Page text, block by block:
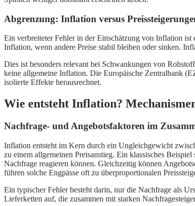
Abgrenzung: Inflation versus
Ein verbreiteter Fehler in der Einschätzung von Inflation
Inflation, wenn andere Preise stabil bleiben oder sinken.
Dies ist besonders relevant bei Schwankungen von
keine allgemeine Inflation. Die Europäische Zentralbank
isolierte Effekte herausrechnet.
Wie entsteht Inflation?
Nachfrage- und Angebotsfaktoren im
Inflation entsteht im Kern durch ein Ungleichgewicht
zu einem allgemeinen Preisanstieg. Ein klassisches
Nachfrage reagieren können. Gleichzeitig können
führen solche Engpässe oft zu überproportionalen
Ein typischer Fehler besteht darin, nur die Nachfrage als
Lieferketten auf, die zusammen mit starken